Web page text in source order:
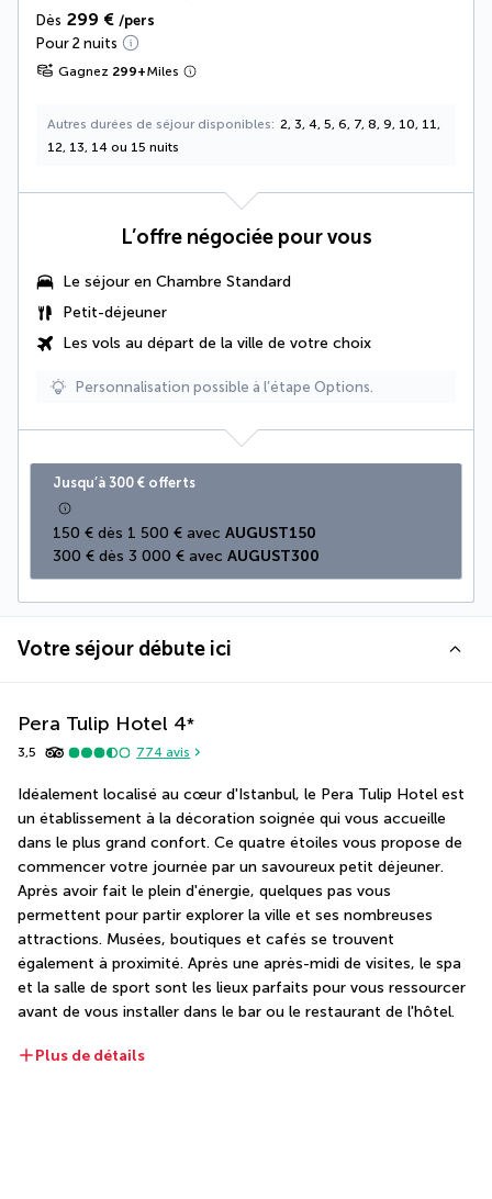
Dès 299 € /pers
Pour 2 nuits
Gagnez 299+Miles
Autres durées de séjour disponibles
2, 3, 4, 5, 6, 7, 8, 9, 10, 11,
12, 13, 14 ou 15 nuits
L’offre négociée pour vous
Le séjour en Chambre Standard
Petit-déjeuner
Les vols au départ de la ville de votre choix
Personnalisation possible à l’étape Options.
Jusqu’à 300 € offerts
150 € dès 1 500 € avec AUGUST150
300 € dès 3 000 € avec AUGUST300
Votre séjour débute ici
Pera Tulip Hotel 4*
3,5 774 avis
Idéalement localisé au cœur d'Istanbul, le Pera Tulip Hotel est
un établissement à la décoration soignée qui vous accueille
dans le plus grand confort. Ce quatre étoiles vous propose de
commencer votre journée par un savoureux petit déjeuner.
Après avoir fait le plein d'énergie, quelques pas vous
permettent pour partir explorer la ville et ses nombreuses
attractions. Musées, boutiques et cafés se trouvent
également à proximité. Après une après-midi de visites, le spa
et la salle de sport sont les lieux parfaits pour vous ressourcer
avant de vous installer dans le bar ou le restaurant de l'hôtel.
Plus de détails